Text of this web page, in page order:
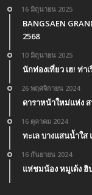
16 มิถุนายน 2025
BANGSAEN
2568
10 มิถุนายน 2025
นักท่องเที่ยว เฮ! ท่
26 พฤศจิกายน 2024
ดาราหน้าใหม่แห่ง
16 ตุลาคม 2024
ทะเล บางแสนน้ำใส
16 กันยายน 2024
แห่ชมน้อง หมูเด้ง ฮิ